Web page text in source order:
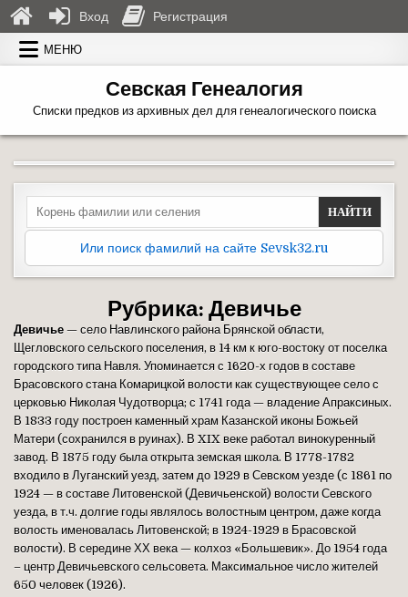
Перейти к содержимому
МЕНЮ
Севская Генеалогия
Списки предков из архивных дел для генеалогического поиска
Search for:
Или поиск фамилий на сайте Sevsk32.ru
Рубрика:Девичье
Девичье — село Навлинского района Брянской области,
Щегловского сельского поселения, в 14 км к юго-востоку от поселка
городского типа Навля. Упоминается с 1620-х годов в составе
Брасовского стана Комарицкой волости как существующее село с
церковью Николая Чудотворца; с 1741 года — владение Апраксиных.
В 1833 году построен каменный храм Казанской иконы Божьей
Матери (сохранился в руинах). В XIX веке работал винокуренный
завод. В 1875 году была открыта земская школа. В 1778-1782
входило в Луганский уезд, затем до 1929 в Севском уезде (с 1861 по
1924 — в составе Литовенской (Девичьенской) волости Севского
уезда, в т.ч. долгие годы являлось волостным центром, даже когда
волость именовалась Литовенской; в 1924-1929 в Брасовской
волости). В середине ХХ века — колхоз «Большевик». До 1954 года
– центр Девичьевского сельсовета. Максимальное число жителей
650 человек (1926).
Вход Регистрация